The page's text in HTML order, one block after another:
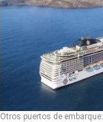
Otros puertos de embarque: